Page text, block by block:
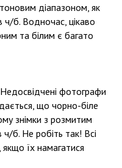
діапазоном, як
б. Водночас, цікаво
та білим є багато
фотографи
що чорно-біле
знімки з розмитим
ч/б. Не робіть так! Всі
якщо їх намагатися